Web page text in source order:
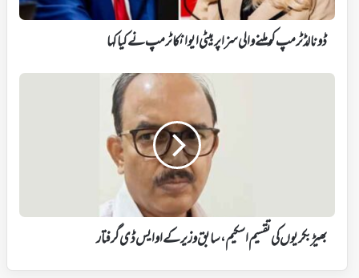
ایوانکا
ٹرمپ
نے
کیاکہا
ڈونالڈ ٹرمپ کو ملنے والی سزا پر بیٹی ایوانکا ٹرمپ نے کیاکہا
بھیڑ
او
ایس
ڈی
گرفتار
بھیڑ بکریوں کی تقسیم اسکیم، سابق وزیر کے او ایس ڈی گرفتار